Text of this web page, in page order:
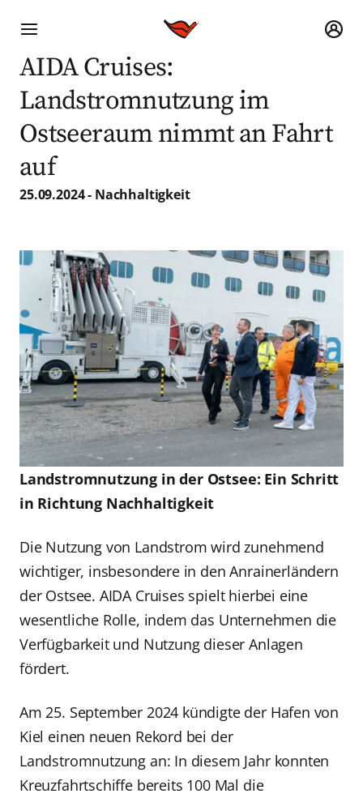
AIDA Cruises:
Landstromnutzung im
Ostseeraum nimmt an Fahrt
auf
25.09.2024 - Nachhaltigkeit
Landstromnutzung in der Ostsee: Ein Schritt
in Richtung Nachhaltigkeit
Die Nutzung von Landstrom wird zunehmend
wichtiger, insbesondere in den Anrainerländern
der Ostsee. AIDA Cruises spielt hierbei eine
wesentliche Rolle, indem das Unternehmen die
Verfügbarkeit und Nutzung dieser Anlagen
fördert.
Am 25. September 2024 kündigte der Hafen von
Kiel einen neuen Rekord bei der
Landstromnutzung an: In diesem Jahr konnten
Kreuzfahrtschiffe bereits 100 Mal die